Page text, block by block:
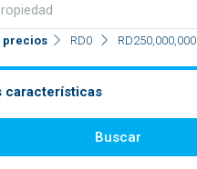
precios RD0 RD250,000,000
características
Buscar